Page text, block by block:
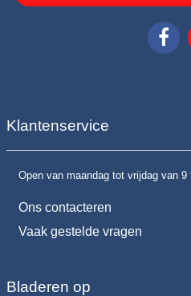
Klantenservice
Open van maandag tot vrijdag van
Ons contacteren
Vaak gestelde vragen
Bladeren op